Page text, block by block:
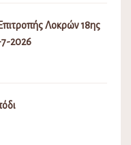
Λοκρών 18ης
7-2026